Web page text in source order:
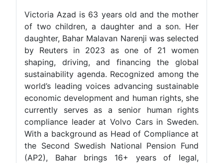
Victoria Azad is 63 years old and the mother
of two children, a daughter and a son. Her
daughter, Bahar Malavan Narenji was selected
by Reuters in 2023 as one of 21 women
shaping, driving, and financing the global
sustainability agenda. Recognized among the
world’s leading voices advancing sustainable
economic development and human rights, she
currently serves as a senior human rights
compliance leader at Volvo Cars in Sweden.
With a background as Head of Compliance at
the Second Swedish National Pension Fund
(AP2), Bahar brings 16+ years of legal,